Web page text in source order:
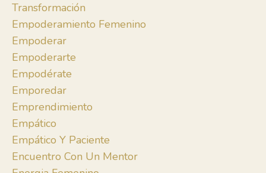
Transformación
Empoderamiento Femenino
Empoderar
Empoderarte
Empodérate
Emporedar
Emprendimiento
Empático
Empático Y Paciente
Encuentro Con Un Mentor